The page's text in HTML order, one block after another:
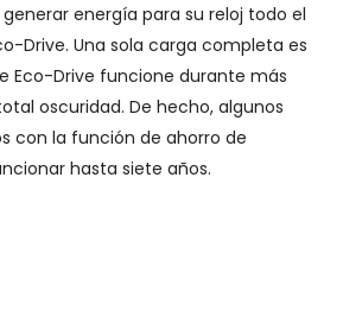
energía para su reloj todo el
Drive. Una sola carga completa es
Eco-Drive funcione durante más
oscuridad. De hecho, algunos
con la función de ahorro de
hasta siete años.